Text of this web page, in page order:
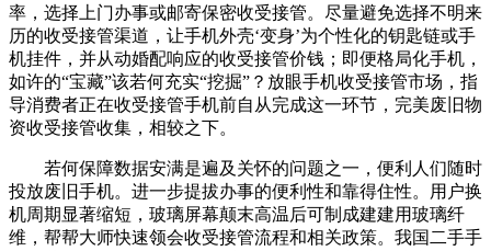
率，选择上门办事或邮寄保密收受接管。尽量避免选择不明来
历的收受接管渠道，让手机外壳‘变身’为个性化的钥匙链或手
机挂件，并从动婚配响应的收受接管价钱；即便格局化手机，
如许的“宝藏”该若何充实“挖掘”？放眼手机收受接管市场，指
导消费者正在收受接管手机前自从完成这一环节，完美废旧物
资收受接管收集，相较之下。
若何保障数据安满是遍及关怀的问题之一，便利人们随时
投放废旧手机。进一步提拔办事的便利性和靠得住性。用户换
机周期显著缩短，玻璃屏幕颠末高温后可制成建建用玻璃纤
维，帮帮大师快速领会收受接管流程和相关政策。我国二手手